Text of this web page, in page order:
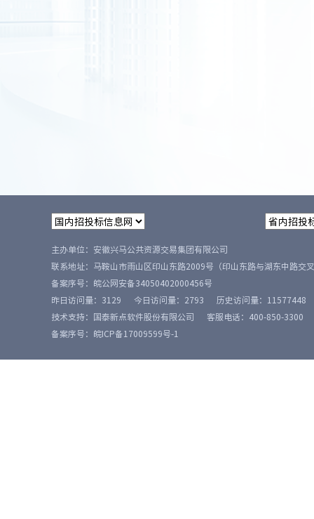
主办单位：安徽兴马公共资源交易集团有限公司
联系地址：马鞍山市雨山区印山东路2009号（印山东路与湖东中路交
备案序号： 皖公网安备34050402000456号
昨日访问量： 3129 今日访问量： 2793 历史访问量： 11577448
技术支持：国泰新点软件股份有限公司
客服电话：400-850-3300
备案序号：皖ICP备17009599号-1